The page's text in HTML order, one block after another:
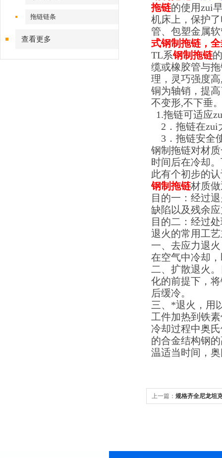
拖链链条
查看更多
拖链的使用zui
机床上，保护
管、包塑金属
式钢制拖链，
TL系钢制拖链
缆或橡胶管与
理，灵巧强度高
铜为轴销，提
不变形,不下垂
1.拖链可适应
2 ．拖链在
3 ．拖链安全
钢制拖链对材
时间后在冷却
此有个初步的
钢制拖链材质
目的一：经过
缺陷以及残余
目的二：经过
退火的常用工
一、去应力退
在空气中冷却
二、扩散退火
化的前提下，
后缓冷。
三、*退火，用
工件加热到铁
冷却过程中奥
的合金结构钢
温适当时间，
上一篇： 规格齐全尼龙坦